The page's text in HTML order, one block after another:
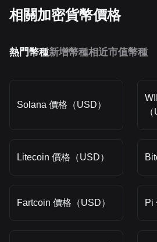
相關加密貨幣價格
熱門幣種新增幣種相近市值幣種
Solana 價格（USD）
Litecoin 價格（USD）
Fartcoin 價格（USD） Pi